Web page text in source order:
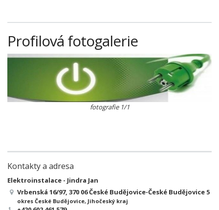
Profilová fotogalerie
fotografie 1/1
Kontakty a adresa
Elektroinstalace - Jindra Jan
Vrbenská 16/97, 370 06 České Budějovice-České Budějovice 5
okres České Budějovice, Jihočeský kraj